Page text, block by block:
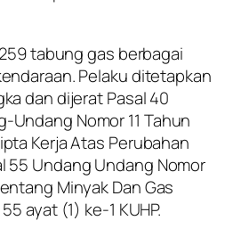
tabung gas berbagai
Pelaku ditetapkan
dan dijerat Pasal 40
Undang Nomor 11 Tahun
Kerja Atas Perubahan
55 Undang Undang Nomor
Minyak Dan Gas
ayat (1) ke-1 KUHP.